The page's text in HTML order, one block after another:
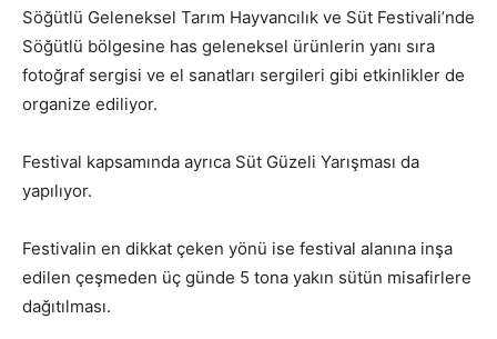
Söğütlü Geleneksel Tarım Hayvancılık ve Süt Festivali’nde
Söğütlü bölgesine has geleneksel ürünlerin yanı sıra
fotoğraf sergisi ve el sanatları sergileri gibi etkinlikler de
organize ediliyor.
Festival kapsamında ayrıca Süt Güzeli Yarışması da
yapılıyor.
Festivalin en dikkat çeken yönü ise festival alanına inşa
edilen çeşmeden üç günde 5 tona yakın sütün misafirlere
dağıtılması.